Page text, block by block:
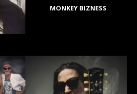
MONKEY BIZNESS